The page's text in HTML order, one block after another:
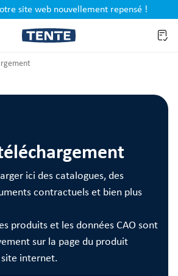
site web nouvellement repensé !
ici des catalogues, des
contractuels et bien plus
produits et les données CAO sont
sur la page du produit
internet.